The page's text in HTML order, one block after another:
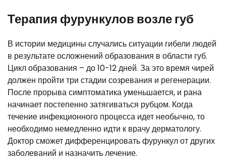
Терапия фурункулов возле губ
В истории медицины случались ситуации гибели людей
в результате осложнений образования в области губ.
Цикл образования – до 10-12 дней. За это время чирей
должен пройти три стадии созревания и регенерации.
После прорыва симптоматика уменьшается, и рана
начинает постепенно затягиваться рубцом. Когда
течение инфекционного процесса идет необычно, то
необходимо немедленно идти к врачу дерматологу.
Доктор сможет дифференцировать фурункул от других
заболеваний и назначить лечение.